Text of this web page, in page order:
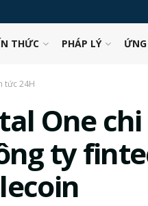
THỨC PHÁP LÝ
tức 24H
One
ty